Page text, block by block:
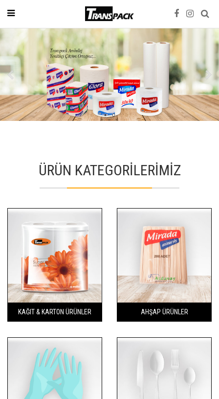
ÜRÜN KATEGORİLERİMİZ
KAĞIT & KARTON ÜRÜNLER AHŞAP ÜRÜNLER